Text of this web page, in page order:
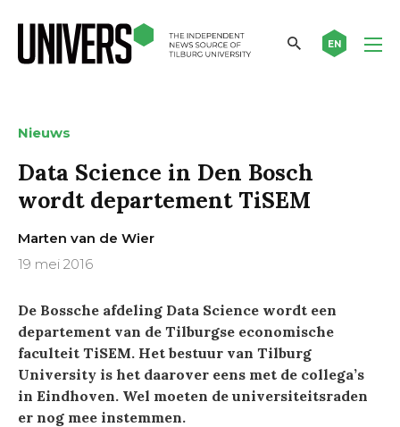
EN
Nieuws
Data Science in Den Bosch
wordt departement TiSEM
Marten van de Wier
19 mei 2016
De Bossche afdeling Data Science wordt een
departement van de Tilburgse economische
faculteit TiSEM. Het bestuur van Tilburg
University is het daarover eens met de collega’s
in Eindhoven. Wel moeten de universiteitsraden
er nog mee instemmen.